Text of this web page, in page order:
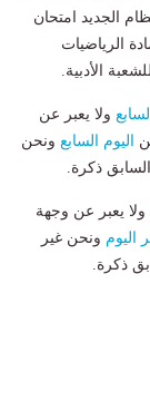
الجديد امتحان
الرياضيات
الأدبية.
ولا يعبر عن
اليوم السابع ونحن
ذكرة.
ولا يعبر عن وجهة
اليوم ونحن غير
ذكرة.